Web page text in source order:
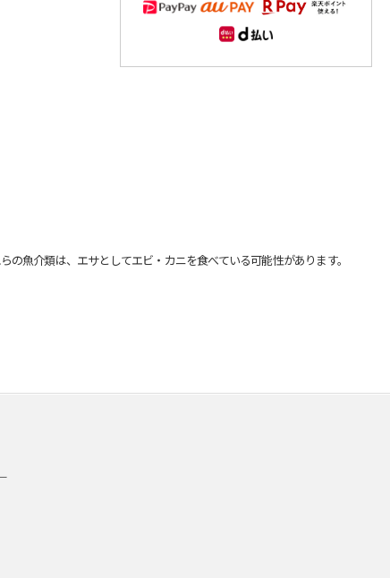
魚介類は、エサとしてエビ・カニを食べている可能性があります。